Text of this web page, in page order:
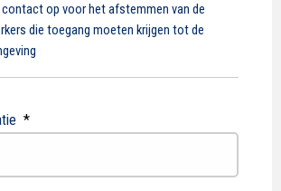
contact op voor het afstemmen van de
die toegang moeten krijgen tot de
*